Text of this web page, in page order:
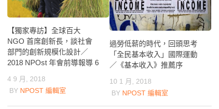
【獨家專訪】全球百大
NGO 首席創新長，談社會
部門的創新規模化設計／
2018 NPOst 年會前導報導 6
4 9 月, 2018
BY NPOST 編輯室
過勞低薪的時代，回頭思考
「全民基本收入」國際運動
／《基本收入》推薦序
10 1 月, 2018
BY NPOST 編輯室